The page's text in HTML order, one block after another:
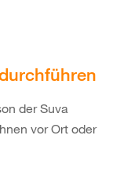
der Suva
vor Ort oder